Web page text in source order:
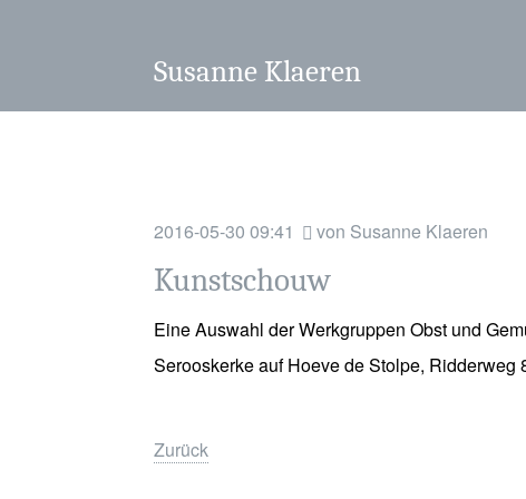
Susanne Klaeren
2016-05-30 09:41 von Susanne Klaeren
Kunstschouw
Eine Auswahl der Werkgruppen Obst und
Serooskerke auf Hoeve de Stolpe, Ridderweg
Zurück